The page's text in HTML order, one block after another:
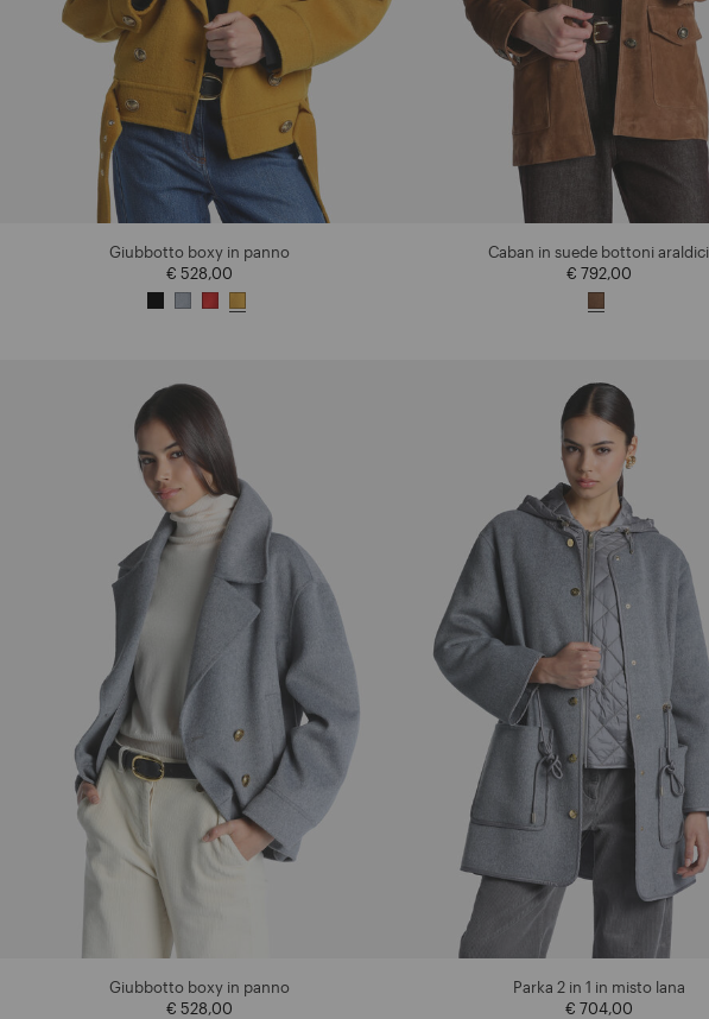
Giubbotto boxy in panno
€ 528,00
Caban in suede bottoni araldici
€ 792,00
Giubbotto boxy in panno
€ 528,00
Parka 2 in 1 in misto lana
€ 704,00